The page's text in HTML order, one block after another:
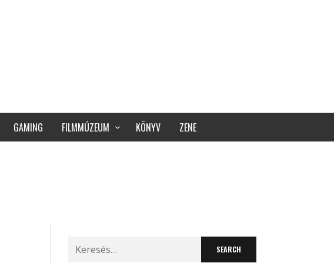
GAMING FILMMÚZEUM KÖNYV ZENE
Search
for: